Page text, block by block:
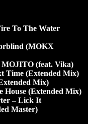
To The Water
(MOKX
MOJITO (feat. Vika)
Time (Extended Mix)
Mix)
House (Extended Mix)
– Lick It
Master)